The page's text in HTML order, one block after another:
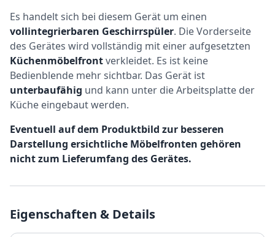
Es handelt sich bei diesem Gerät um einen
vollintegrierbaren Geschirrspüler. Die Vorderseite
des Gerätes wird vollständig mit einer aufgesetzten
Küchenmöbelfrontverkleidet. Es ist keine
Bedienblende mehr sichtbar. Das Gerät ist
unterbaufähig und kann unter die Arbeitsplatte der
Küche eingebaut werden.
Eventuell auf dem Produktbild zur besseren
Darstellung ersichtliche Möbelfronten gehören
nicht zum Lieferumfang des Gerätes.
Eigenschaften & Details